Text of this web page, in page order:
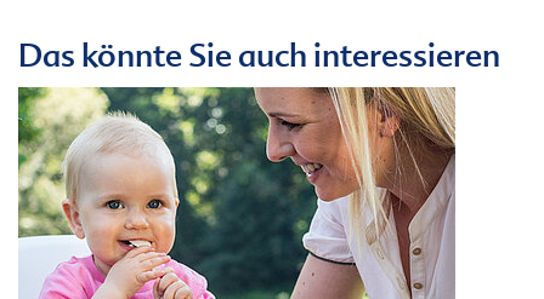
Das könnte Sie auch interessieren